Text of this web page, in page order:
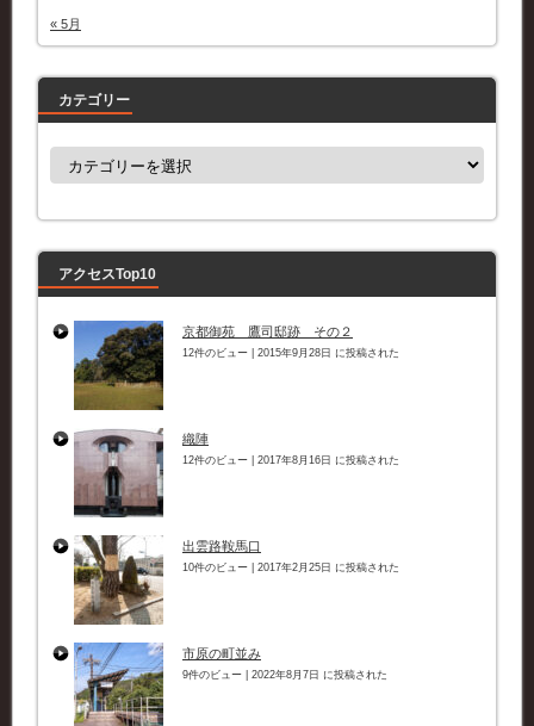
« 5月
カテゴリー
カ
ー
アクセスTop10
京都御苑 鷹司邸跡 その２
12件のビュー 2015年9月28日 に投稿された
織陣
12件のビュー 2017年8月16日 に投稿された
出雲路鞍馬口
10件のビュー 2017年2月25日 に投稿された
市原の町並み
9件のビュー 2022年8月7日 に投稿された